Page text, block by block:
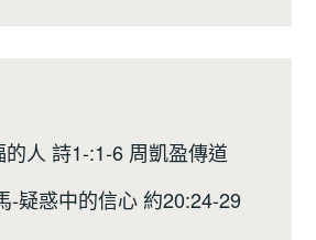
人 詩1-:1-6 周凱盈傳道
-疑惑中的信心 約20:24-29